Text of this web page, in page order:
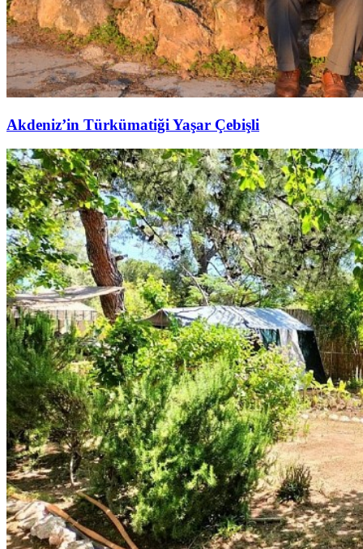
Akdeniz’in Türkümatiği Yaşar Çebişli